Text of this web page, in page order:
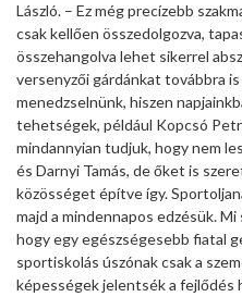
László. – Ez még precízebb
csak kellően összedolgozva,
összehangolva lehet sikerrel
versenyzői gárdánkat továbbra
menedzselnünk, hiszen
tehetségek, például Kopcsó
mindannyian tudjuk, hogy nem
és Darnyi Tamás, de őket is
közösséget építve így.
majd a mindennapos edzésük.
hogy egy egészségesebb fiatal
sportiskolás úszónak csak a
képességek jelentsék a fejlődés